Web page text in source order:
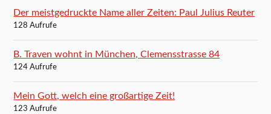
Der meistgedruckte Name aller Zeiten: Paul Julius Reuter
128 Aufrufe
B. Traven wohnt in München, Clemensstrasse 84
124 Aufrufe
Mein Gott, welch eine großartige Zeit!
123 Aufrufe